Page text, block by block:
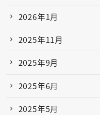
2026年1月
2025年11月
2025年9月
2025年6月
2025年5月